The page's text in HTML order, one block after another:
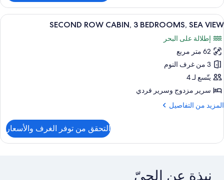
غرفة
عادية
لاثنين
استعراض
جميع
صور
SECOND
ROW
CABIN,
3
BEDROOMS,
SEA
1
SECOND ROW CABIN, 3 BEDROOMS, SEA VIEW
إطلالة على البحر
62 متر مربع
3 من غرف النوم
يتّسع لـ 4
سرير مزدوج‫‬ وسرير فردي
المزيد من التفاصيل
المزيد
SECOND
BEDROOMS,
التحقق من توفر الغرف والأسعار
نبذة عن الحيّ